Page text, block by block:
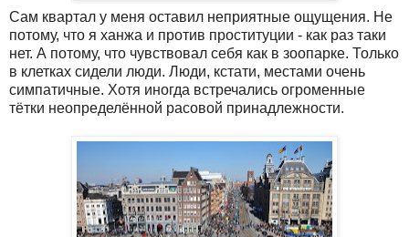
Сам квартал у меня оставил неприятные ощущения. Не
потому, что я ханжа и против проституции - как раз таки
нет. А потому, что чувствовал себя как в зоопарке. Только
в клетках сидели люди. Люди, кстати, местами очень
симпатичные. Хотя иногда встречались огроменные
тётки неопределённой расовой принадлежности.